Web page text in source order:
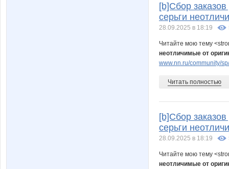
[b]Сбор
серьги
28.09.2025 в 18:19
Читайте мою тему
неотличимые от
www.nn.ru/community/
Читать полностью
[b]Сбор
серьги
28.09.2025 в 18:19
Читайте мою тему
неотличимые от